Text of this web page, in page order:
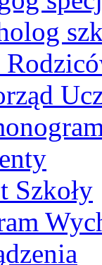
Szkoły